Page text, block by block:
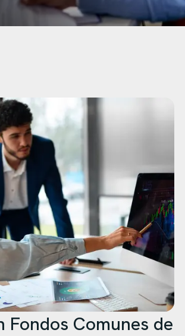
Fondos Comunes de